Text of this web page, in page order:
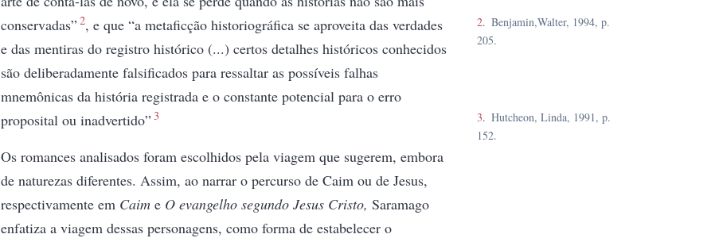
conservadas”2, e que “a metaficção historiográfica se aproveita das verdades
e das mentiras do registro histórico (...) certos detalhes históricos conhecidos
são deliberadamente falsificados para ressaltar as possíveis falhas
mnemônicas da história registrada e o constante potencial para o erro
proposital ou inadvertido”3
Os romances analisados foram escolhidos pela viagem que sugerem, embora
de naturezas diferentes. Assim, ao narrar o percurso de Caim ou de Jesus,
respectivamente em Caim e O evangelho segundo Jesus Cristo, Saramago
enfatiza a viagem dessas personagens, como forma de estabelecer o
2
Benjamin,Walter, 1994, p.
205.
3
Hutcheon, Linda, 1991, p.
152.